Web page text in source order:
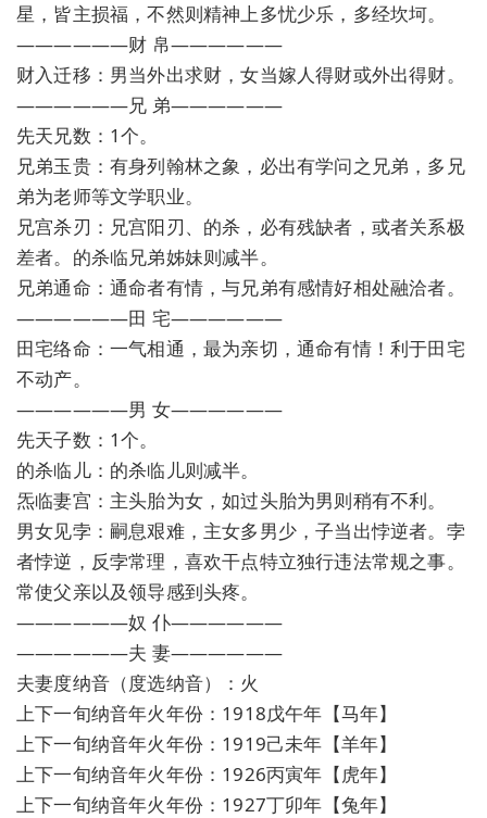
星，皆主损福，不然则精神上多忧少乐，多经坎坷。
——————财 帛——————
财入迁移：男当外出求财，女当嫁人得财或外出得财。
——————兄 弟——————
先天兄数：1个。
兄弟玉贵：有身列翰林之象，必出有学问之兄弟，多兄
弟为老师等文学职业。
兄宫杀刃：兄宫阳刃、的杀，必有残缺者，或者关系极
差者。的杀临兄弟姊妹则减半。
兄弟通命：通命者有情，与兄弟有感情好相处融洽者。
——————田 宅——————
田宅络命：一气相通，最为亲切，通命有情！利于田宅
不动产。
——————男 女——————
先天子数：1个。
的杀临儿：的杀临儿则减半。
炁临妻宫：主头胎为女，如过头胎为男则稍有不利。
男女见孛：嗣息艰难，主女多男少，子当出悖逆者。孛
者悖逆，反孛常理，喜欢干点特立独行违法常规之事。
常使父亲以及领导感到头疼。
——————奴 仆——————
——————夫 妻——————
夫妻度纳音（度选纳音）：火
上下一旬纳音年火年份：1918戊午年【马年】
上下一旬纳音年火年份：1919己未年【羊年】
上下一旬纳音年火年份：1926丙寅年【虎年】
上下一旬纳音年火年份：1927丁卯年【兔年】